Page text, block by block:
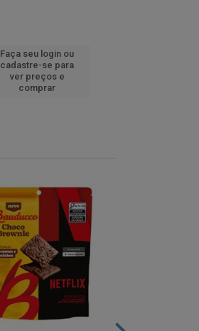
Faça seu login ou
cadastre-se para
ver preços e
comprar